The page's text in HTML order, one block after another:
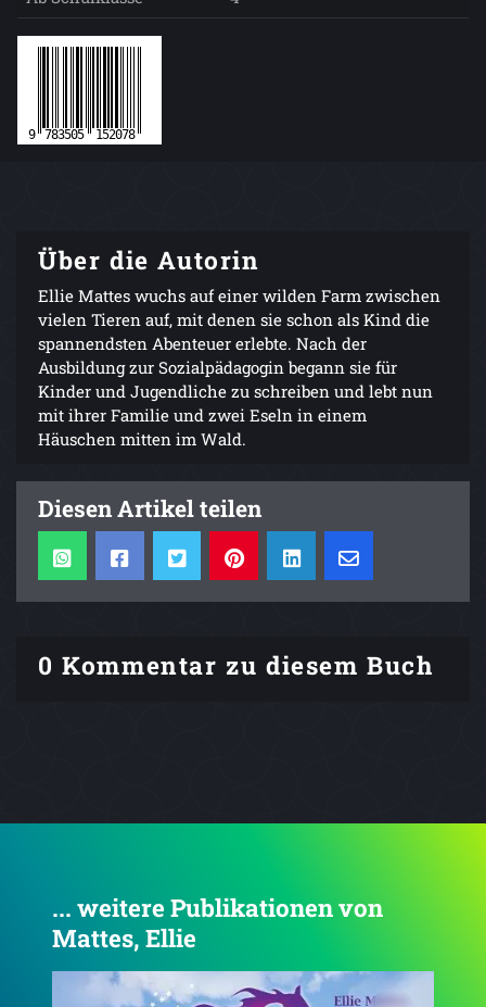
Über die Autorin
Ellie Mattes wuchs auf einer wilden Farm zwischen
vielen Tieren auf, mit denen sie schon als Kind die
spannendsten Abenteuer erlebte. Nach der
Ausbildung zur Sozialpädagogin begann sie für
Kinder und Jugendliche zu schreiben und lebt nun
mit ihrer Familie und zwei Eseln in einem
Häuschen mitten im Wald.
Diesen Artikel teilen
0 Kommentar zu diesem Buch
... weitere Publikationen von
Mattes, Ellie